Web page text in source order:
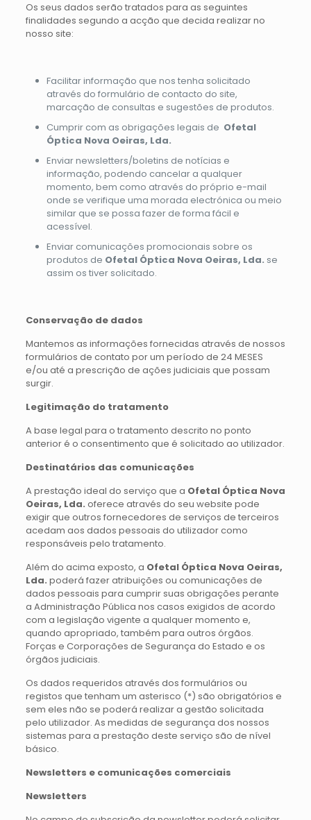
Os seus dados serão tratados para as seguintes
finalidades segundo a acção que decida realizar no
nosso site:
Facilitar informação que nos tenha solicitado
através do formulário de contacto do site,
marcação de consultas e sugestões de produtos.
Cumprir com as obrigações legais de Ofetal
Óptica Nova Oeiras, Lda.
Enviar newsletters/boletins de notícias e
informação, podendo cancelar a qualquer
momento, bem como através do próprio e-mail
onde se verifique uma morada electrónica ou meio
similar que se possa fazer de forma fácil e
acessível.
Enviar comunicações promocionais sobre os
produtos de Ofetal Óptica Nova Oeiras, Lda. se
assim os tiver solicitado.
Conservação de dados
Mantemos as informações fornecidas através de nossos
formulários de contato por um período de 24 MESES
e/ou até a prescrição de ações judiciais que possam
surgir.
Legitimação do tratamento
A base legal para o tratamento descrito no ponto
anterior é o consentimento que é solicitado ao utilizador.
Destinatários das comunicações
A prestação ideal do serviço que a Ofetal Óptica Nova
Oeiras, Lda. oferece através do seu website pode
exigir que outros fornecedores de serviços de terceiros
acedam aos dados pessoais do utilizador como
responsáveis pelo tratamento.
Além do acima exposto, a Ofetal Óptica Nova Oeiras,
Lda. poderá fazer atribuições ou comunicações de
dados pessoais para cumprir suas obrigações perante
a Administração Pública nos casos exigidos de acordo
com a legislação vigente a qualquer momento e,
quando apropriado, também para outros órgãos.
Forças e Corporações de Segurança do Estado e os
órgãos judiciais.
Os dados requeridos através dos formulários ou
registos que tenham um asterisco (*) são obrigatórios e
sem eles não se poderá realizar a gestão solicitada
pelo utilizador. As medidas de segurança dos nossos
sistemas para a prestação deste serviço são de nível
básico.
Newsletters e comunicações comerciais
Newsletters